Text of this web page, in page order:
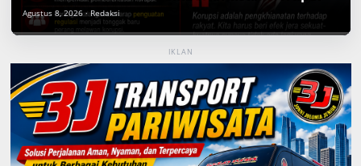
Agustus 8, 2026 · Redaksi
IKLAN